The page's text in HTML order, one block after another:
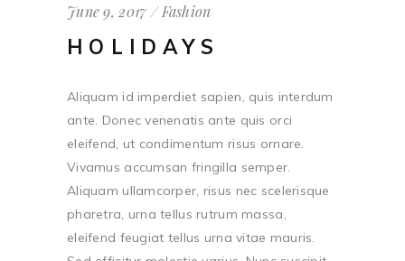
June 9, 2017 Fashion
HOLIDAYS
Aliquam id imperdiet sapien, quis interdum
ante. Donec venenatis ante quis orci
eleifend, ut condimentum risus ornare.
Vivamus accumsan fringilla semper.
Aliquam ullamcorper, risus nec scelerisque
pharetra, urna tellus rutrum massa,
eleifend feugiat tellus urna vitae mauris.